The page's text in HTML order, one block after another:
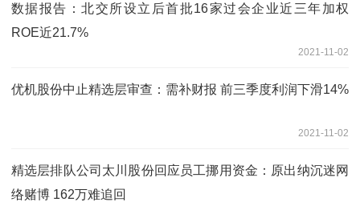
数据报告：北交所设立后首批16家过会企业近三年加权
ROE近21.7%
2021-11-02
优机股份中止精选层审查：需补财报 前三季度利润下滑14%
2021-11-02
精选层排队公司太川股份回应员工挪用资金：原出纳沉迷网
络赌博 162万难追回